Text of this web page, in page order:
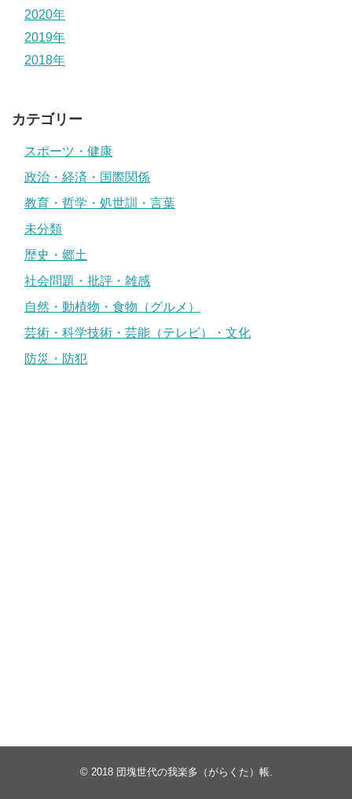
2020年
2019年
2018年
カテゴリー
スポーツ・健康
政治・経済・国際関係
教育・哲学・処世訓・言葉
未分類
歴史・郷土
社会問題・批評・雑感
自然・動植物・食物（グルメ）
芸術・科学技術・芸能（テレビ）・文化
防災・防犯
© 2018 団塊世代の我楽多（がらくた）帳.